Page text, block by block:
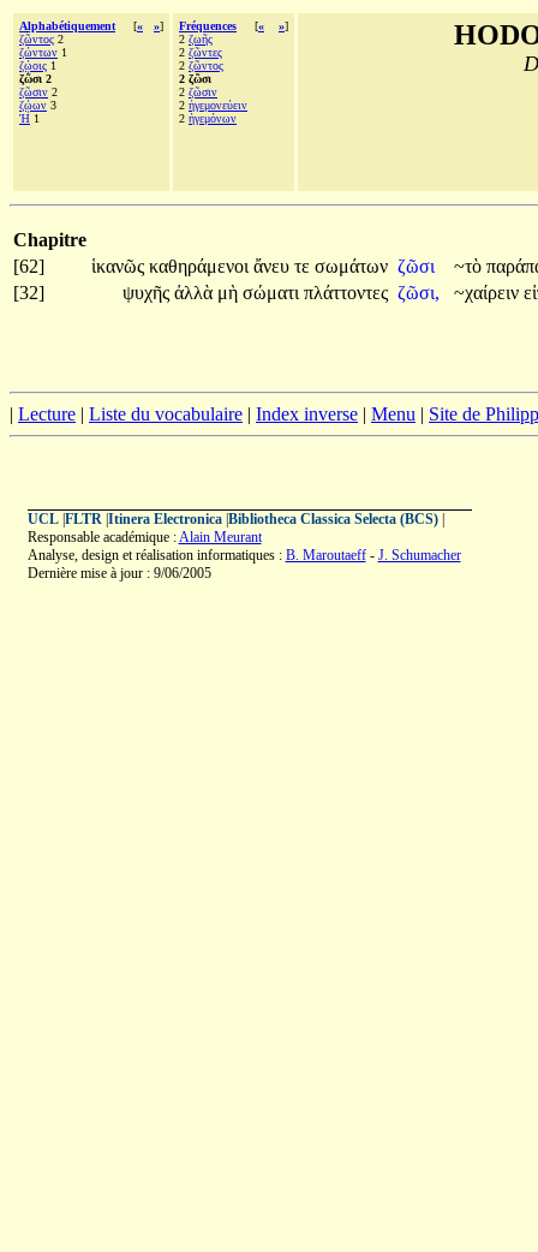
Alphabétiquement [« »]
ζῶντος 2
ζώντων 1
ζῴοις 1
ζῶσι 2
ζῶσιν 2
ζῴων 3
Ή 1
Fréquences [« »]
2 ζωῆς
2 ζῶντες
2 ζῶντος
2 ζῶσι
2 ζῶσιν
2 ἡγεμονεύειν
2 ἡγεμόνων
Chapitre
[62]
ἱκανῶς καθηράμενοι ἄνευ τε σωμάτων ζῶσι ~τὸ
[32]
ψυχῆς ἀλλὰ μὴ σώματι πλάττοντες ζῶσι, ~χαίρειν
| Lecture | Liste du vocabulaire | Index inverse | Menu | Site de
UCL| FLTR| Itinera Electronica| Bibliotheca Classica Selecta (BCS)|
Responsable académique :Alain Meurant
Analyse, design et réalisation informatiques : B. Maroutaeff- J. Schumacher
Dernière mise à jour : 9/06/2005